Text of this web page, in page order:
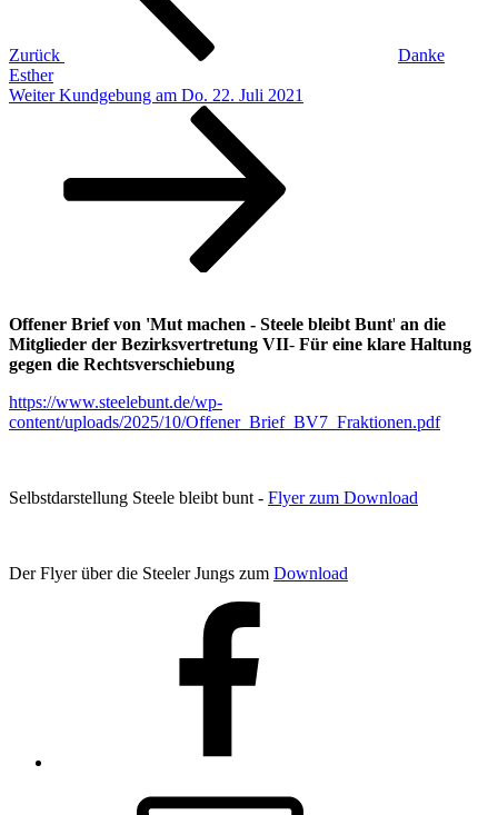
Zurück
Danke
Esther
Nächster
Weiter Kundgebung am Do. 22. Juli 2021
Offener Brief von 'Mut machen - Steele bleibt Bunt' an die
Mitglieder der Bezirksvertretung VII- Für eine klare Haltung
gegen die Rechtsverschiebung
https://www.steelebunt.de/wp-
content/uploads/2025/10/Offener_Brief_BV7_Fraktionen.pdf
Selbstdarstellung Steele bleibt bunt - Flyer zum Download
Der Flyer über die Steeler Jungs zum Download